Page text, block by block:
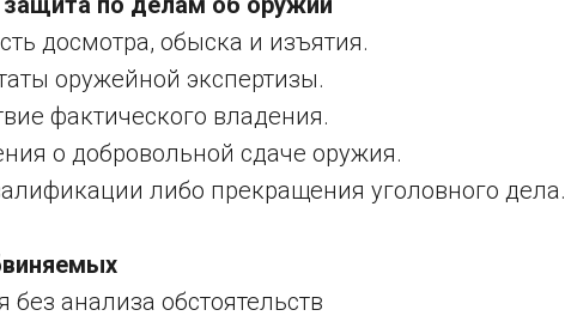
досмотра, обыска и изъятия.
оружейной экспертизы.
фактического владения.
о добровольной сдаче оружия.
либо прекращения уголовного дела.
анализа обстоятельств